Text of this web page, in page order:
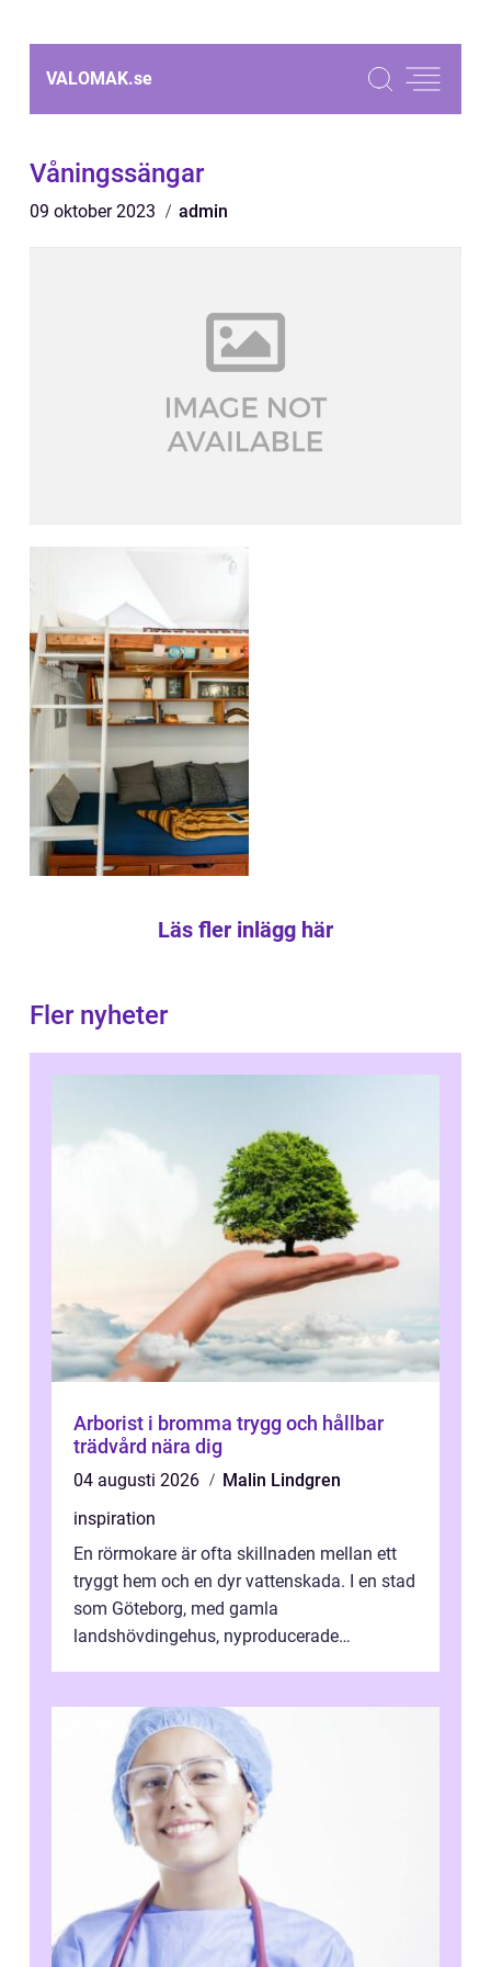
VALOMAK.se
Våningssängar
09 oktober 2023 admin
Läs fler inlägg här
Fler nyheter
Arborist i bromma trygg och hållbar
trädvård nära dig
04 augusti 2026
Malin Lindgren
inspiration
En rörmokare är ofta skillnaden mellan ett
tryggt hem och en dyr vattenskada. I en stad
som Göteborg, med gamla
landshövdingehus, nyproducerade